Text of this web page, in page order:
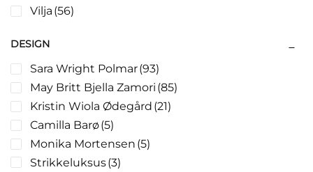
Vilja (56)
DESIGN
Sara Wright Polmar(93)
May Britt Bjella Zamori (85)
Kristin Wiola Ødegård (21)
Camilla Barø(5)
Monika Mortensen (5)
Strikkeluksus(3)